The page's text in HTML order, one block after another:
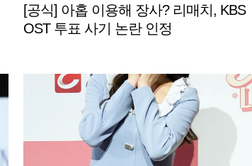
[공식] 아홉 이용해 장사? 리매치, KBS
OST 투표 사기 논란 인정